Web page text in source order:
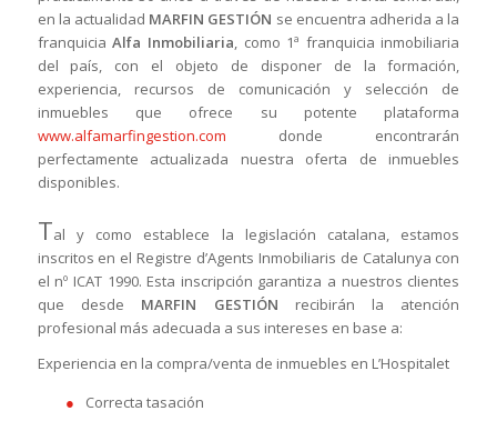
en la actualidad MARFIN GESTIÓN se encuentra adherida a la
franquiciaAlfa Inmobiliaria, como 1ª franquicia inmobiliaria
del país, con el objeto de disponer de la formación,
experiencia, recursos de comunicación y selección de
inmuebles que ofrece su potente plataforma
www.alfamarfingestion.com donde encontrarán
perfectamente actualizada nuestra oferta de inmuebles
disponibles.
Tal y como establece la legislación catalana, estamos
inscritos en el Registre d’Agents Inmobiliaris de Catalunya con
el nº ICAT 1990. Esta inscripción garantiza a nuestros clientes
que desde MARFIN GESTIÓN recibirán la atención
profesional más adecuada a sus intereses en base a:
Experiencia en la compra/venta de inmuebles en L’Hospitalet
Correcta tasación